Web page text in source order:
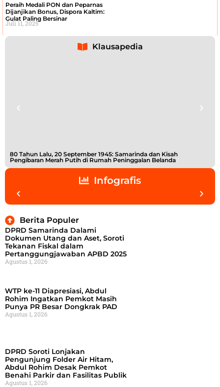
Peraih Medali PON dan Peparnas
Dijanjikan Bonus, Dispora Kaltim:
Gulat Paling Bersinar
Juli 11, 2025
Berita Populer
DPRD Samarinda Dalami
Dokumen Utang dan Aset, Soroti
Tekanan Fiskal dalam
Pertanggungjawaban APBD 2025
Agustus 1, 2026
WTP ke-11 Diapresiasi, Abdul
Rohim Ingatkan Pemkot Masih
Punya PR Besar Dongkrak PAD
Agustus 1, 2026
DPRD Soroti Lonjakan
Pengunjung Folder Air Hitam,
Abdul Rohim Desak Pemkot
Benahi Parkir dan Fasilitas Publik
Agustus 1, 2026
Klausapedia
80 Tahun Lalu, 20 September 1945: Samarinda dan Kisah
Pengibaran Merah Putih di Rumah Peninggalan Belanda
Infografis